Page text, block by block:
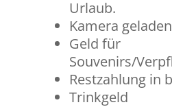
Urlaub.
Kamera geladen
Geld für
Souvenirs/
Restzahlung in
Trinkgeld